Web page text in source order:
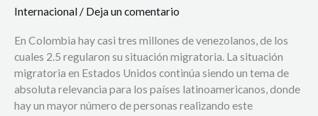
Internacional / Deja un comentario
En Colombia hay casi tres millones de venezolanos, de los
cuales 2.5 regularon su situación migratoria. La situación
migratoria en Estados Unidos continúa siendo un tema de
absoluta relevancia para los países latinoamericanos, donde
hay un mayor número de personas realizando este